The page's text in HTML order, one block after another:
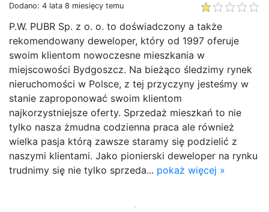
Dodano: 4 lata 8 miesięcy temu
P.W. PUBR Sp. z o. o. to doświadczony a także
rekomendowany deweloper, który od 1997 oferuje
swoim klientom nowoczesne mieszkania w
miejscowości Bydgoszcz. Na bieżąco śledzimy rynek
nieruchomości w Polsce, z tej przyczyny jesteśmy w
stanie zaproponować swoim klientom
najkorzystniejsze oferty. Sprzedaż mieszkań to nie
tylko nasza żmudna codzienna praca ale również
wielka pasja którą zawsze staramy się podzielić z
naszymi klientami. Jako pionierski deweloper na rynku
trudnimy się nie tylko sprzeda... pokaż więcej »